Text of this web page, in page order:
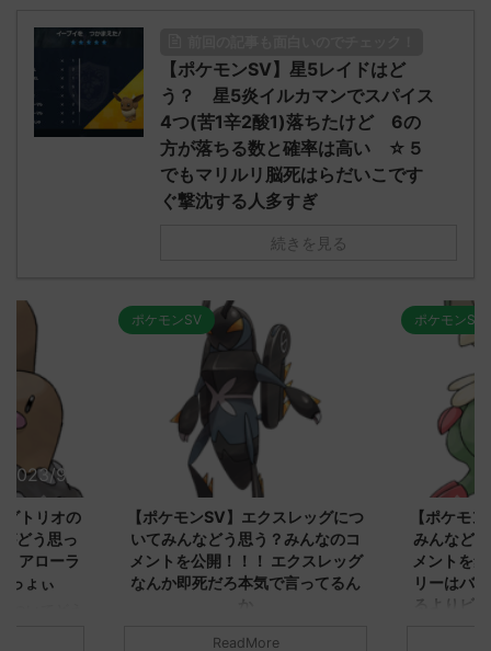
【ポケモンSV】星5レイドはど
う？ 星5炎イルカマンでスパイス
4つ(苦1辛2酸1)落ちたけど 6の
方が落ちる数と確率は高い ☆５
でもマリルリ脳死はらだいこです
ぐ撃沈する人多すぎ
続きを見る
2023/9/8
トリオの
どう思っ
アローラ
っょぃ
ポケモンSV
【ポケモンSV】エクスレッグにつ
いてみんなどう思う？みんなのコ
メントを公開！！！ エクスレッグ
なんか即死だろ本気で言ってるん
か
ReadMore
ポケモンSV
【ポケモ
みんなど
メントを
リーはバ
るよりビ